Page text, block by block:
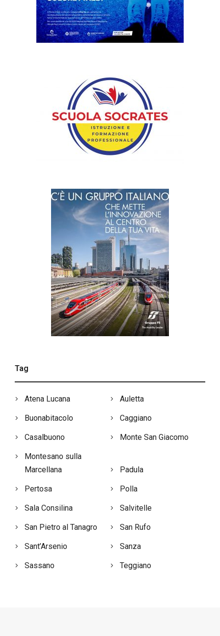
Tag
Atena Lucana Auletta
Buonabitacolo Caggiano
Casalbuono Monte San Giacomo
Montesano sulla
Marcellana
Padula
Pertosa Polla
Sala Consilina Salvitelle
San Pietro al Tanagro San Rufo
Sant’Arsenio Sanza
Sassano Teggiano